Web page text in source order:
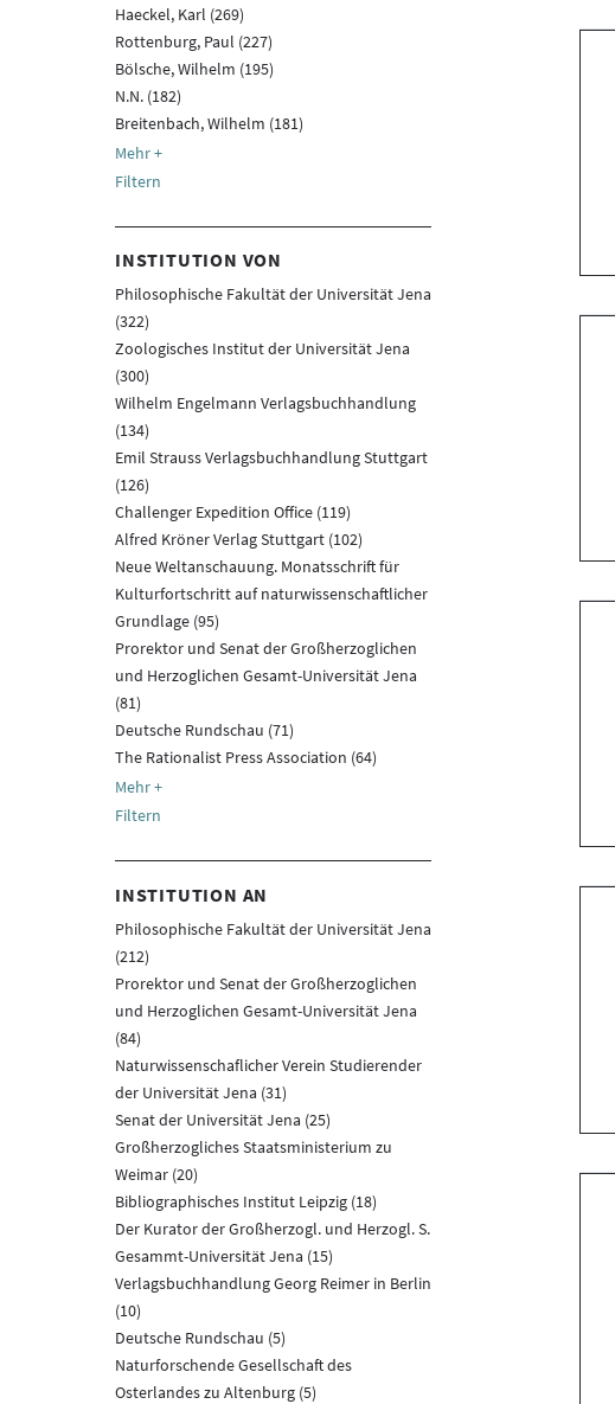
Haeckel, Karl (269)
Rottenburg, Paul (227)
Bölsche, Wilhelm (195)
N.N. (182)
Breitenbach, Wilhelm (181)
Filtern
INSTITUTION VON
Philosophische Fakultät der Universität Jena
(322)
Zoologisches Institut der Universität Jena
(300)
Wilhelm Engelmann Verlagsbuchhandlung
(134)
Emil Strauss Verlagsbuchhandlung Stuttgart
(126)
Challenger Expedition Office (119)
Alfred Kröner Verlag Stuttgart (102)
Neue Weltanschauung. Monatsschrift für
Kulturfortschritt auf naturwissenschaftlicher
Grundlage (95)
Prorektor und Senat der Großherzoglichen
und Herzoglichen Gesamt-Universität Jena
(81)
Deutsche Rundschau (71)
The Rationalist Press Association (64)
Filtern
INSTITUTION AN
Philosophische Fakultät der Universität Jena
(212)
Prorektor und Senat der Großherzoglichen
und Herzoglichen Gesamt-Universität Jena
(84)
Naturwissenschaflicher Verein Studierender
der Universität Jena (31)
Senat der Universität Jena (25)
Großherzogliches Staatsministerium zu
Weimar (20)
Bibliographisches Institut Leipzig (18)
Der Kurator der Großherzogl. und Herzogl. S.
Gesammt-Universität Jena (15)
Verlagsbuchhandlung Georg Reimer in Berlin
(10)
Deutsche Rundschau (5)
Naturforschende Gesellschaft des
Osterlandes zu Altenburg (5)